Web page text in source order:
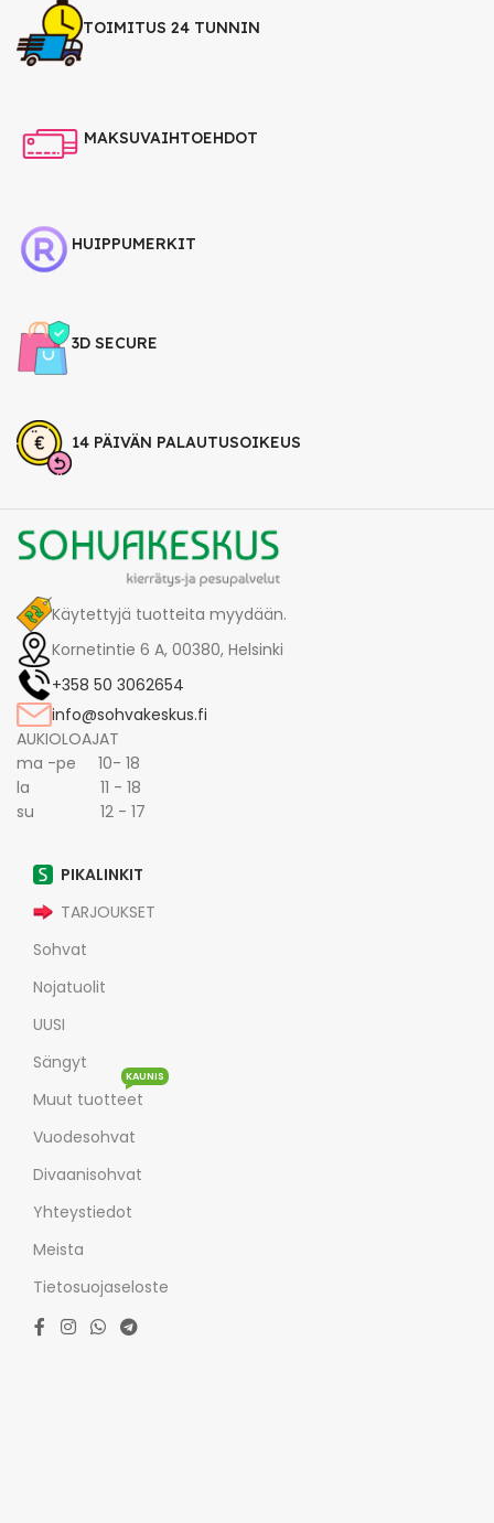
TOIMITUS 24 TUNNIN
MAKSUVAIHTOEHDOT
HUIPPUMERKIT
3D SECURE
14 PÄIVÄN PALAUTUSOIKEUS
Käytettyjä tuotteita myydään.
Kornetintie 6 A, 00380, Helsinki
+358 50 3062654
info@sohvakeskus.fi
AUKIOLOAJAT
ma -pe 10- 18
la 11 - 18
su 12 - 17
PIKALINKIT
TARJOUKSET
Sohvat
Nojatuolit
UUSI
Sängyt
Muut tuotteet
KAUNIS
Vuodesohvat
Divaanisohvat
Yhteystiedot
Meista
Tietosuojaseloste